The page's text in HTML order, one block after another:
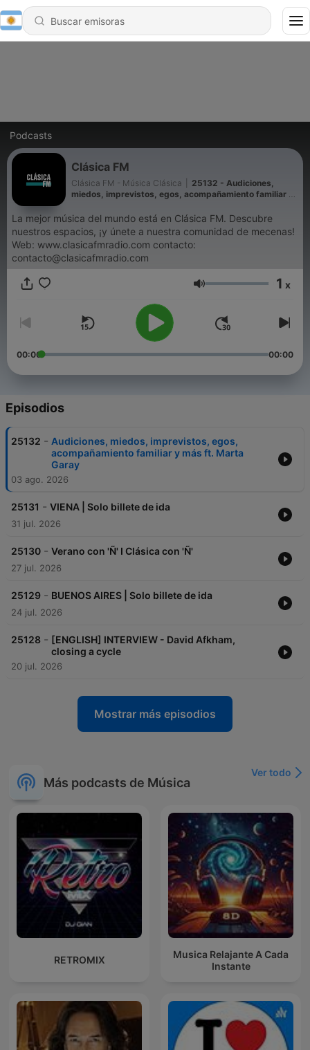
Podcasts
Clásica FM
Clásica FM - Música Clásica
25132 - Audiciones,
miedos, imprevistos, egos, acompañamiento familiar y
La mejor música del mundo está en Clásica FM. Descubre
nuestros espacios, ¡y únete a nuestra comunidad de mecenas!
Web: www.clasicafmradio.com contacto:
contacto@clasicafmradio.com
Volumen 1 x
00:00 00:00
Episodios
25132 - Audiciones, miedos, imprevistos, egos,
acompañamiento familiar y más ft. Marta
Garay
03 ago. 2026
25131 - VIENA | Solo billete de ida
31 jul. 2026
25130 - Verano con 'Ñ' I Clásica con 'Ñ'
27 jul. 2026
25129 - BUENOS AIRES | Solo billete de ida
24 jul. 2026
25128 - [ENGLISH] INTERVIEW - David Afkham,
closing a cycle
20 jul. 2026
Mostrar más episodios
Más podcasts de Música
Ver todo
RETROMIX
Musica Relajante A Cada
Instante